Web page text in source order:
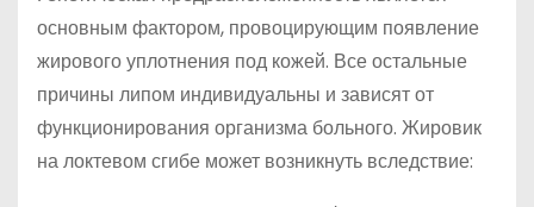
основным фактором, провоцирующим появление
жирового уплотнения под кожей. Все остальные
причины липом индивидуальны и зависят от
функционирования организма больного. Жировик
на локтевом сгибе может возникнуть вследствие: